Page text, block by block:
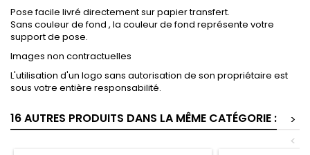
Pose facile livré directement sur papier transfert.
Sans couleur de fond , la couleur de fond représente votre
support de pose.
Images non contractuelles
L'utilisation d'un logo sans autorisation de son propriétaire est
sous votre entière responsabilité.
16 AUTRES PRODUITS DANS LA MÊME CATÉGORIE :
>
<